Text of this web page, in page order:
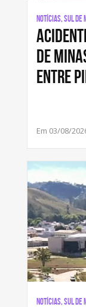
Notícias, Sul de
de
entre
Em 03/08/
Notícias, Sul de